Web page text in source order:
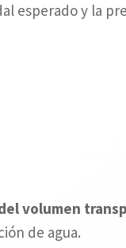
esperado y la
volumen
de agua.